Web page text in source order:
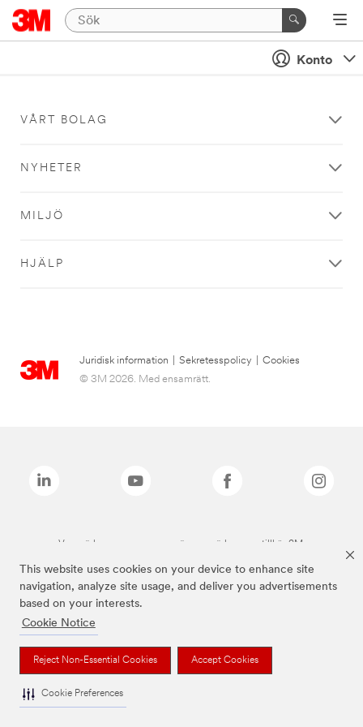
This website uses cookies on your device to enhance site
navigation, analyze site usage, and deliver you advertisements
based on your interests.
Cookie Notice
Reject Non-Essential Cookies Accept Cookies
Cookie Preferences
Konto
VÅRT BOLAG
NYHETER
MILJÖ
HJÄLP
Juridisk information Sekretesspolicy
Cookies
© 3M 2026. Med ensamrätt.
Varumärken som anges ovan är varumärken som tillhör 3M.